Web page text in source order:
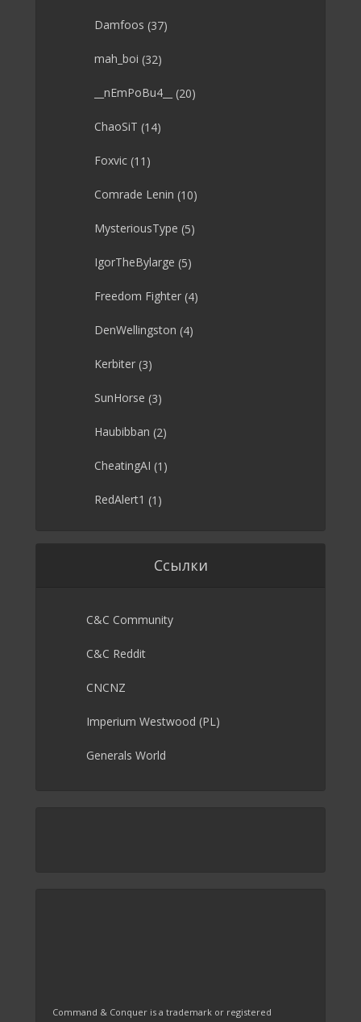
Damfoos (37)
mah_boi (32)
__nEmPoBu4__ (20)
ChaoSiT (14)
Foxvic (11)
Comrade Lenin (10)
MysteriousType (5)
IgorTheBylarge (5)
Freedom Fighter (4)
DenWellingston (4)
Kerbiter (3)
SunHorse (3)
Haubibban (2)
CheatingAI (1)
RedAlert1 (1)
Ссылки
C&C Community
C&C Reddit
CNCNZ
Imperium Westwood (PL)
Generals World
Command & Conquer is a trademark or registered